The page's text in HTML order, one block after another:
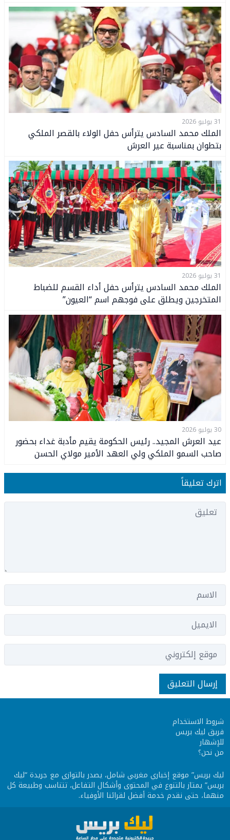
31 يوليو 2026
الملك محمد السادس يترأس حفل الولاء بالقصر الملكي
بتطوان بمناسبة عير العرش
31 يوليو 2026
الملك محمد السادس يترأس حفل أداء القسم للضباط
المتخرجين ويطلق على فوجهم اسم “العيون”
30 يوليو 2026
عيد العرش المجيد.. رئيس الحكومة يقيم مأدبة غداء بحضور
صاحب السمو الملكي ولي العهد الأمير مولاي الحسن
اترك تعليقاً
شروط الاستخدام
فريق ليك بريس
للإشهار
من نحن؟
ليك بريس” موقع إخباري مغربي شامل، يصدر بالتوازي مع جريدة “ليك
بريس” يمتاز بالتنوع في المحتوى وأشكال التفاعل، تتناسب وطبيعة كل
منهما، حتى نقدم خدمة أفضل لقرائنا الأوفياء.